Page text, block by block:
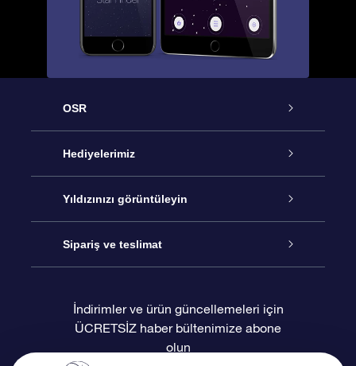
OSR
Hizmet
İletişim
Blogu
Değerlendirmeler
Hediyelerimiz
Çevrimiçi Yıldız Hediyesi
OSR Hediye Paketi
OSR Hediye Kartı
Yıldızınızı görüntüleyin
Star Register
Kişiselleştirilmiş Yıldız Sayfası
Sipariş ve teslimat
Ödeme bilgileri
İndirimler ve ürün güncellemeleri için
ÜCRETSİZ haber bültenimize abone
olun